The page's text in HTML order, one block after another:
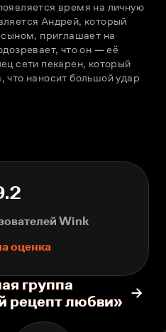
время на личную
Андрей, который
приглашает на
что он — её
сети пекарен, который
что наносит большой удар
Wink
оценка
группа
рецепт любви»